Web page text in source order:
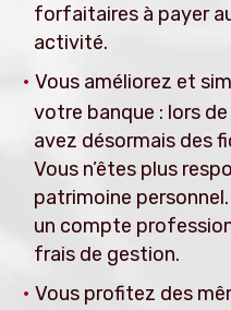
forfaitaires à payer
activité.
Vous améliorez et
votre banque : lors
avez désormais des
Vous n’êtes plus
patrimoine
un compte
frais de gestion.
Vous profitez des